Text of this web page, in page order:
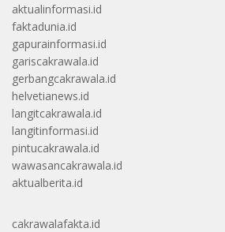
aktualinformasi.id
faktadunia.id
gapurainformasi.id
gariscakrawala.id
gerbangcakrawala.id
helvetianews.id
langitcakrawala.id
langitinformasi.id
pintucakrawala.id
wawasancakrawala.id
aktualberita.id
cakrawalafakta.id